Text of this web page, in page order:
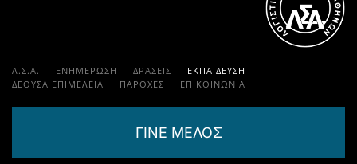
Λ.Σ.Α. ΕΝΗΜΕΡΩΣΗ ΔΡΑΣΕΙΣ
ΕΚΠΑΊΔΕΥΣΗ
ΔΕΟΥΣΑ ΕΠΙΜΕΛΕΙΑ
ΠΑΡΟΧΈΣ ΕΠΙΚΟΙΝΩΝΊΑ
ΓΙΝΕ ΜΕΛΟΣ